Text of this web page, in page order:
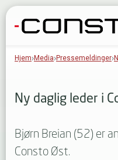
Gå til innhold
Hjem Media Pressemeldinger
Ny daglig leder i
Bjørn Breian (52) er
Consto Øst.